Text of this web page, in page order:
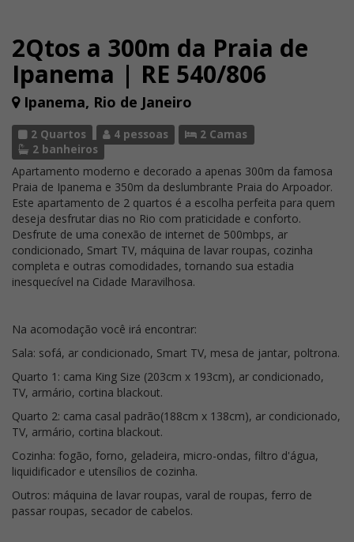
2Qtos a 300m da Praia de
Ipanema | RE 540/806
Ipanema, Rio de Janeiro
2 Quartos 4 pessoas
2 Camas
2 banheiros
Apartamento moderno e decorado a apenas 300m da famosa
Praia de Ipanema e 350m da deslumbrante Praia do Arpoador.
Este apartamento de 2 quartos é a escolha perfeita para quem
deseja desfrutar dias no Rio com praticidade e conforto.
Desfrute de uma conexão de internet de 500mbps, ar
condicionado, Smart TV, máquina de lavar roupas, cozinha
completa e outras comodidades, tornando sua estadia
inesquecível na Cidade Maravilhosa.
Na acomodação você irá encontrar:
Sala: sofá, ar condicionado, Smart TV, mesa de jantar, poltrona.
Quarto 1: cama King Size (203cm x 193cm), ar condicionado,
TV, armário, cortina blackout.
Quarto 2: cama casal padrão(188cm x 138cm), ar condicionado,
TV, armário, cortina blackout.
Cozinha: fogão, forno, geladeira, micro-ondas, filtro d'água,
liquidificador e utensílios de cozinha.
Outros: máquina de lavar roupas, varal de roupas, ferro de
passar roupas, secador de cabelos.